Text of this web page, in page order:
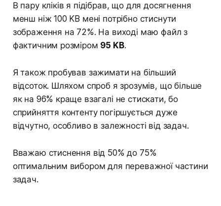
В пару кліків я підібрав, що для досягнення
менш ніж 100 KB мені потрібно стиснути
зображення на 72%. На виході маю файл з
фактичним розміром 95 KB.
Я також пробував зажимати на більший
відсоток. Шляхом спроб я зрозумів, що більше
як на 96% краще взагалі не стискати, бо
сприйняття контенту погіршується дуже
відчутно, особливо в залежності від задач.
Вважаю стиснення від 50% до 75%
оптимальним вибором для переважної частини
задач.